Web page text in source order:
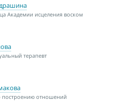
Академии исцеления воском
терапевт
построению отношений